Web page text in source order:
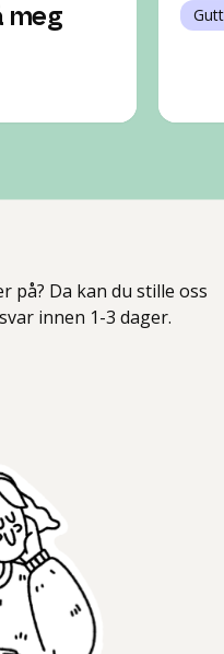
meg
på? Da kan du stille oss
innen 1-3 dager.